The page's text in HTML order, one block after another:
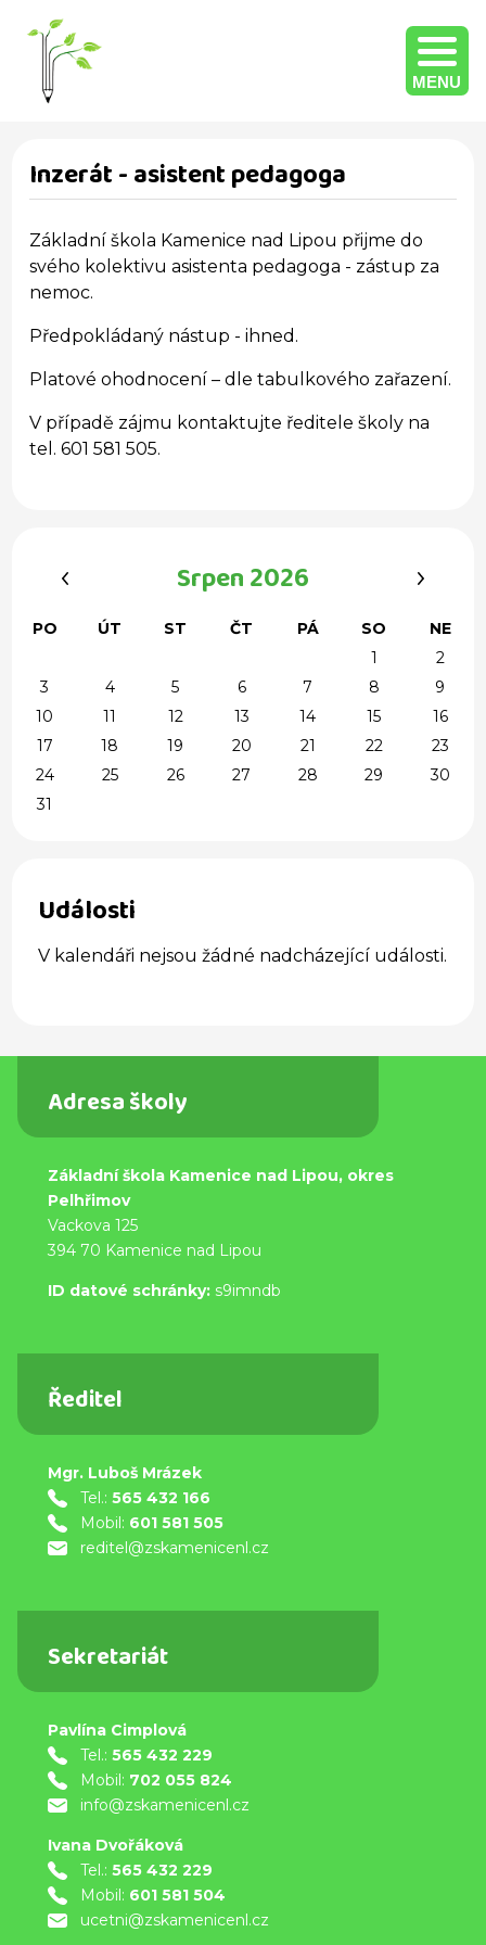
MENU
Inzerát - asistent pedagoga
Základní škola Kamenice nad Lipou přijme do
svého kolektivu asistenta pedagoga - zástup za
nemoc.
Předpokládaný nástup - ihned.
Platové ohodnocení – dle tabulkového zařazení.
V případě zájmu kontaktujte ředitele školy na
tel. 601 581 505.
Srpen 2026
PO ÚT ST ČT PÁ SO
NE
1
2
3
4 5 6 7 8
9
10
11 12 13 14 15
16
17
18 19 20 21 22
23
24
25 26 27 28 29
30
31
Události
V kalendáři nejsou žádné nadcházející události.
Adresa školy
Základní škola Kamenice nad Lipou, okres
Pelhřimov
Vackova 125
394 70 Kamenice nad Lipou
ID datové schránky: s9imndb
Ředitel
Mgr. Luboš Mrázek
Tel.: 565 432 166
Mobil: 601 581 505
reditel@zskamenicenl.cz
Sekretariát
Pavlína Cimplová
Tel.: 565 432 229
Mobil: 702 055 824
info@zskamenicenl.cz
Ivana Dvořáková
Tel.: 565 432 229
Mobil: 601 581 504
ucetni@zskamenicenl.cz